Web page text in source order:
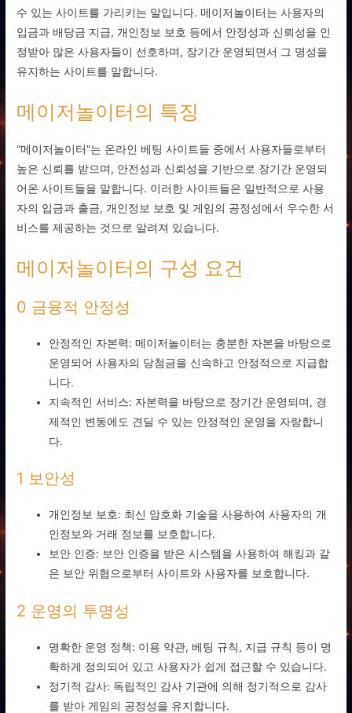
수 있는 사이트를 가리키는 말입니다. 메이저놀이터는 사용자의
입금과 배당금 지급, 개인정보 보호 등에서 안정성과 신뢰성을 인
정받아 많은 사용자들이 선호하며, 장기간 운영되면서 그 명성을
유지하는 사이트를 말합니다.
메이저놀이터의 특징
“메이저놀이터”는 온라인 베팅 사이트들 중에서 사용자들로부터
높은 신뢰를 받으며, 안전성과 신뢰성을 기반으로 장기간 운영되
어온 사이트들을 말합니다. 이러한 사이트들은 일반적으로 사용
자의 입금과 출금, 개인정보 보호 및 게임의 공정성에서 우수한 서
비스를 제공하는 것으로 알려져 있습니다.
메이저놀이터의 구성 요건
0 금융적 안정성
안정적인 자본력: 메이저놀이터는 충분한 자본을 바탕으로
운영되어 사용자의 당첨금을 신속하고 안정적으로 지급합
니다.
지속적인 서비스: 자본력을 바탕으로 장기간 운영되며, 경
제적인 변동에도 견딜 수 있는 안정적인 운영을 자랑합니
다.
1 보안성
개인정보 보호: 최신 암호화 기술을 사용하여 사용자의 개
인정보와 거래 정보를 보호합니다.
보안 인증: 보안 인증을 받은 시스템을 사용하여 해킹과 같
은 보안 위협으로부터 사이트와 사용자를 보호합니다.
2 운영의 투명성
명확한 운영 정책: 이용 약관, 베팅 규칙, 지급 규칙 등이 명
확하게 정의되어 있고 사용자가 쉽게 접근할 수 있습니다.
정기적 감사: 독립적인 감사 기관에 의해 정기적으로 감사
를 받아 게임의 공정성을 유지합니다.